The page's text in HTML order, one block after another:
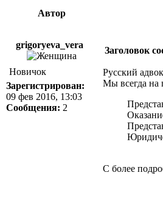
Автор
grigoryeva_vera
Заголовок
Новичок
Зарегистрирован:
09 фев 2016, 13:03
Сообщения: 2
Русский
Мы всегда на
С более